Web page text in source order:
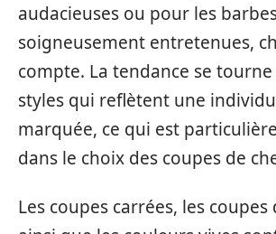
audacieuses ou pour les
soigneusement entretenues,
compte. La tendance se
styles qui reflètent une
marquée, ce qui est
dans le choix des coupes de
Les coupes carrées, les coupes